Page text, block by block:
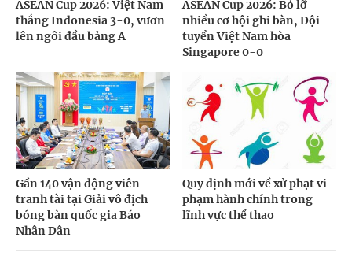
ASEAN Cup 2026: Việt Nam
thắng Indonesia 3-0, vươn
lên ngôi đầu bảng A
ASEAN Cup 2026: Bỏ lỡ
nhiều cơ hội ghi bàn, Đội
tuyển Việt Nam hòa
Singapore 0-0
Gần 140 vận động viên
tranh tài tại Giải vô địch
bóng bàn quốc gia Báo
Nhân Dân
Quy định mới về xử phạt vi
phạm hành chính trong
lĩnh vực thể thao